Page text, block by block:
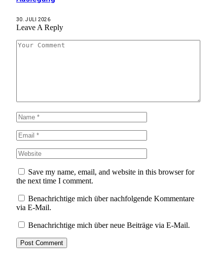
30. JULI 2026
Leave A Reply
Save my name, email, and website in this browser for
the next time I comment.
Benachrichtige mich über nachfolgende Kommentare
via E-Mail.
Benachrichtige mich über neue Beiträge via E-Mail.